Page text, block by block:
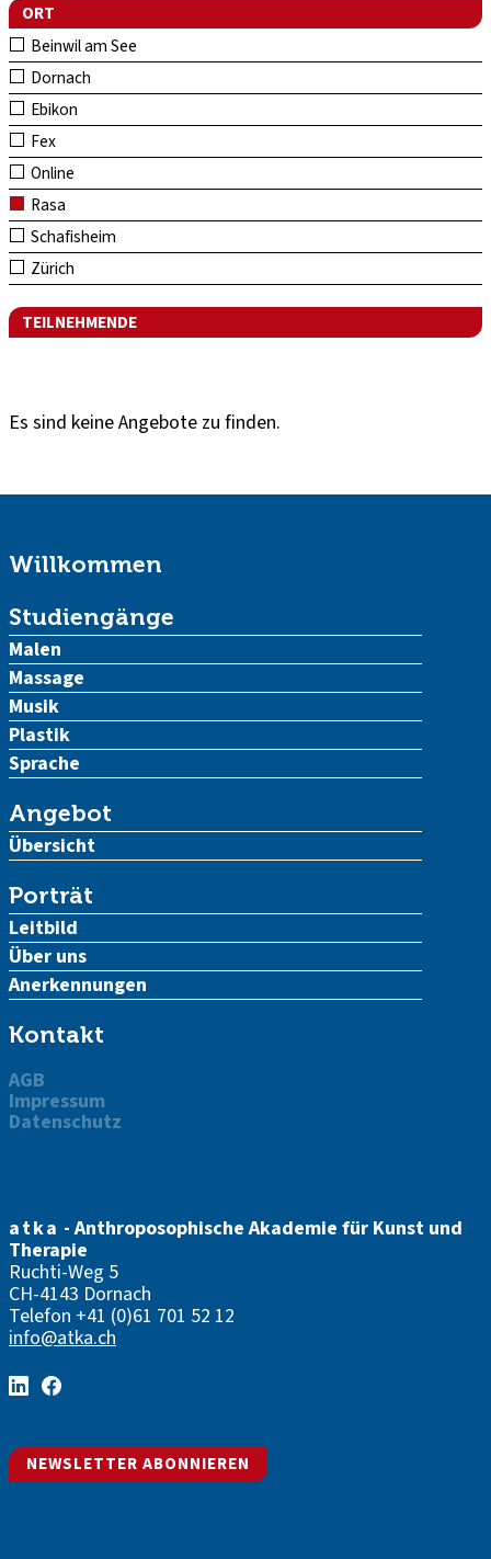
ORT
Beinwil am See
Dornach
Ebikon
Fex
Online
Rasa
Schafisheim
Zürich
TEILNEHMENDE
Es sind keine Angebote zu finden.
Willkommen
Studiengänge
Malen
Massage
Musik
Plastik
Sprache
Angebot
Übersicht
Porträt
Leitbild
Über uns
Anerkennungen
Kontakt
AGB
Impressum
Datenschutz
atka - Anthroposophische Akademie für Kunst und
Therapie
Ruchti-Weg 5
CH-4143 Dornach
Telefon +41 (0)61 701 52 12
info@atka.ch
NEWSLETTER ABONNIEREN